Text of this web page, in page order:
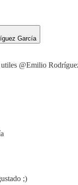
García
utiles @Emilio
;)